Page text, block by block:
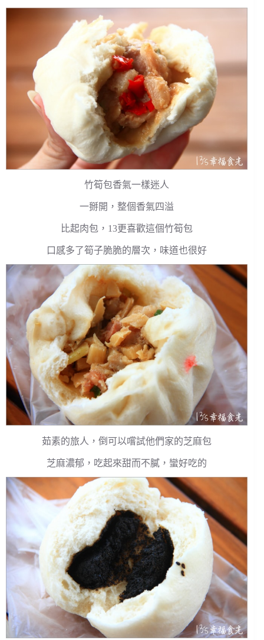
竹筍包香氣一樣迷人
一掰開，整個香氣四溢
比起肉包，13更喜歡這個竹筍包
口感多了筍子脆脆的層次，味道也很好
茹素的旅人，倒可以嚐試他們家的芝麻包
芝麻濃郁，吃起來甜而不膩，蠻好吃的